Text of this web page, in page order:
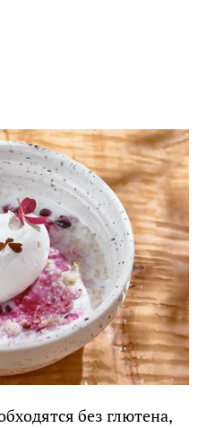
без глютена,